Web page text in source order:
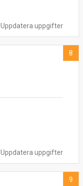
Uppdatera uppgifter
Uppdatera uppgifter
8
9